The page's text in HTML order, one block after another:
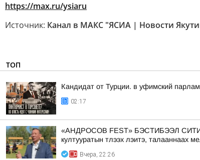
https://max.ru/ysiaru
Источник: Канал в МАКС "ЯСИА | Новости
ТОП
Кандидат от Турции. в уфимский
02:17
«АНДРОСОВ FEST» БЭСТИБЭЭЛ
култууратын тлээх лэитэ, талааннаах
Вчера, 22:26